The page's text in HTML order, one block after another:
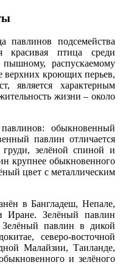
подсемейства
красивая птица среди
пышному, распускаемому
верхних кроющих перьев,
является характерным
жизни – около
обыкновенный
павлин отличается
зелёной спиной и
крупнее обыкновенного
цвет с металлическим
в Бангладеш, Непале,
Зелёный павлин
павлин в дикой
северо-восточной
Малайзии, Таиланде,
и зелёного